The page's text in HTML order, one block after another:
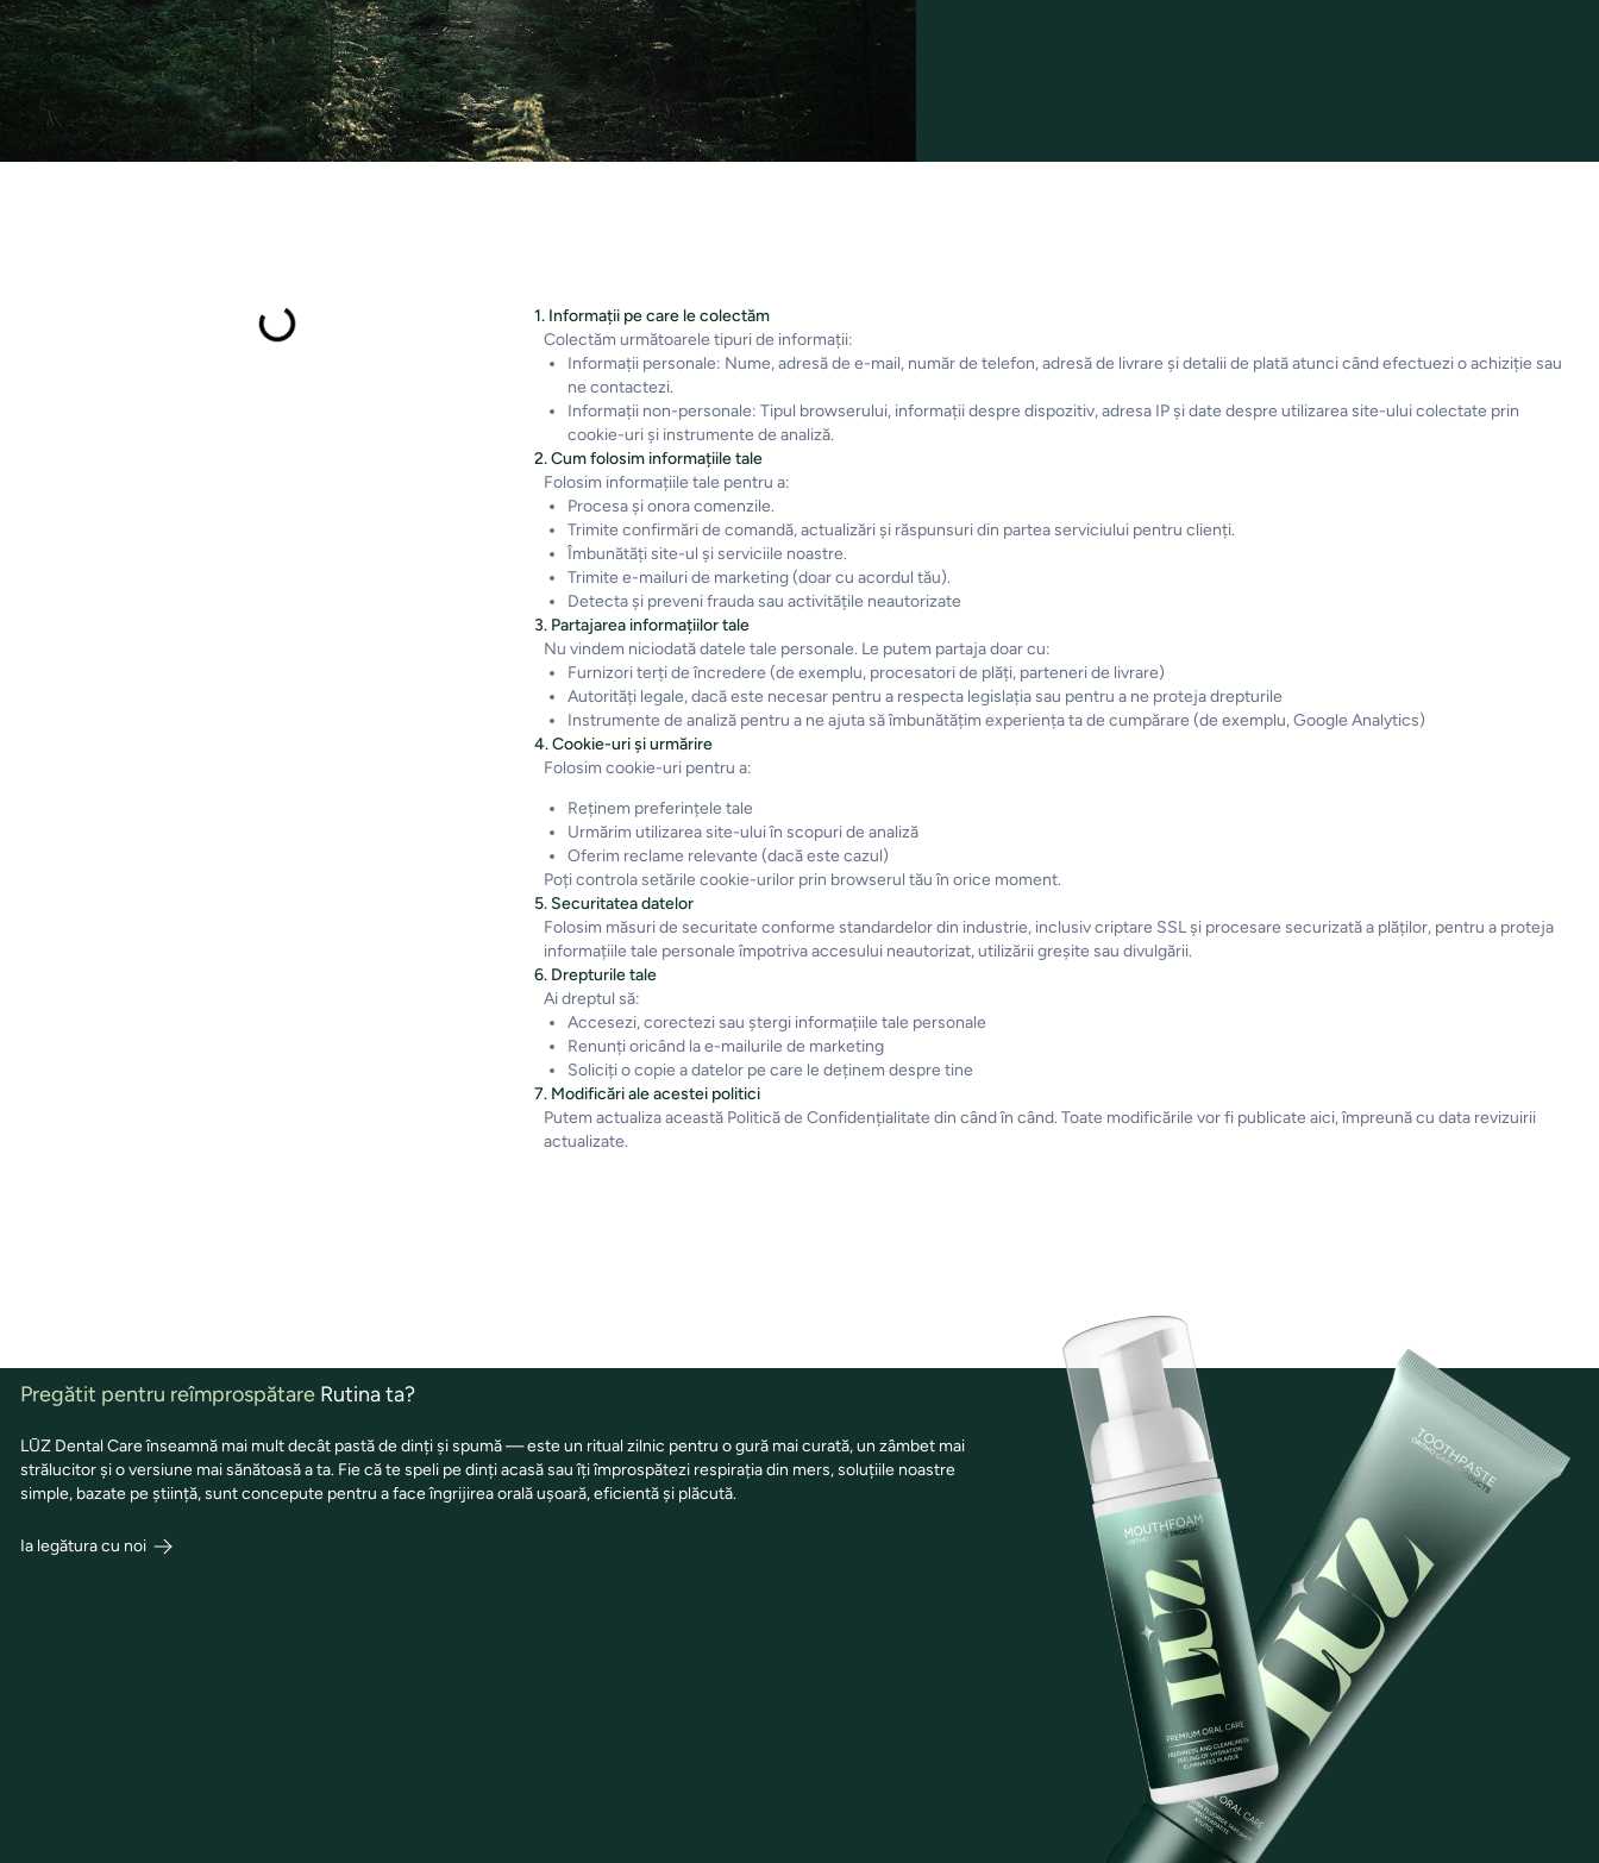
1. Informații pe care le colectăm
Colectăm următoarele tipuri de informații:
Informații personale: Nume, adresă de e-mail, număr de telefon, adresă de livrare și detalii de plată atunci când efectuezi o achiziție sau
ne contactezi.
Informații non-personale: Tipul browserului, informații despre dispozitiv, adresa IP și date despre utilizarea site-ului colectate prin
cookie-uri și instrumente de analiză.
2. Cum folosim informațiile tale
Folosim informațiile tale pentru a:
Procesa și onora comenzile.
Trimite confirmări de comandă, actualizări și răspunsuri din partea serviciului pentru clienți.
Îmbunătăți site-ul și serviciile noastre.
Trimite e-mailuri de marketing (doar cu acordul tău).
Detecta și preveni frauda sau activitățile neautorizate
3. Partajarea informațiilor tale
Nu vindem niciodată datele tale personale. Le putem partaja doar cu:
Furnizori terți de încredere (de exemplu, procesatori de plăți, parteneri de livrare)
Autorități legale, dacă este necesar pentru a respecta legislația sau pentru a ne proteja drepturile
Instrumente de analiză pentru a ne ajuta să îmbunătățim experiența ta de cumpărare (de exemplu, Google Analytics)
4. Cookie-uri și urmărire
Folosim cookie-uri pentru a:
Reținem preferințele tale
Urmărim utilizarea site-ului în scopuri de analiză
Oferim reclame relevante (dacă este cazul)
Poți controla setările cookie-urilor prin browserul tău în orice moment.
5. Securitatea datelor
Folosim măsuri de securitate conforme standardelor din industrie, inclusiv criptare SSL și procesare securizată a plăților, pentru a proteja
informațiile tale personale împotriva accesului neautorizat, utilizării greșite sau divulgării.
6. Drepturile tale
Ai dreptul să:
Accesezi, corectezi sau ștergi informațiile tale personale
Renunți oricând la e-mailurile de marketing
Soliciți o copie a datelor pe care le deținem despre tine
7. Modificări ale acestei politici
Putem actualiza această Politică de Confidențialitate din când în când. Toate modificările vor fi publicate aici, împreună cu data revizuirii
actualizate.
Pregătit pentru reîmprospătare Rutina ta?
LŪZ Dental Care înseamnă mai mult decât pastă de dinți și spumă — este un ritual zilnic pentru o gură mai curată, un zâmbet mai
strălucitor și o versiune mai sănătoasă a ta. Fie că te speli pe dinți acasă sau îți împrospătezi respirația din mers, soluțiile noastre
simple, bazate pe știință, sunt concepute pentru a face îngrijirea orală ușoară, eficientă și plăcută.
Ia legătura cu noi